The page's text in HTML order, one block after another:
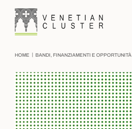
HOME | BANDI, FINANZIAMENTI E OPPORTUNITÀ